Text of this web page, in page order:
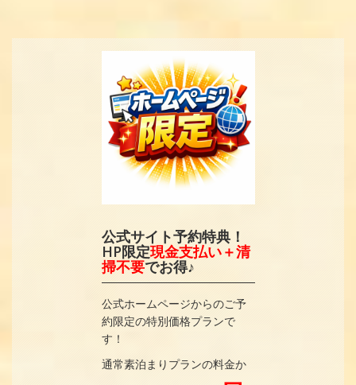
公式サイト予約特典！
HP限定現金支払い＋清
掃不要でお得♪
公式ホームページからのご予
約限定の特別価格プランで
す！
通常素泊まりプランの料金か